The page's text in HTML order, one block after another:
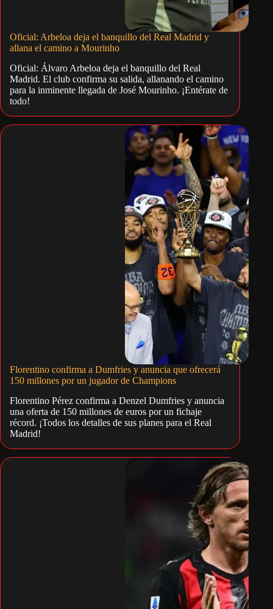
Oficial: Arbeloa deja el banquillo del Real Madrid y
allana el camino a Mourinho
Oficial: Álvaro Arbeloa deja el banquillo del Real
Madrid. El club confirma su salida, allanando el camino
para la inminente llegada de José Mourinho. ¡Entérate de
todo!
Florentino confirma a Dumfries y anuncia que ofrecerá
150 millones por un jugador de Champions
Florentino Pérez confirma a Denzel Dumfries y anuncia
una oferta de 150 millones de euros por un fichaje
récord. ¡Todos los detalles de sus planes para el Real
Madrid!